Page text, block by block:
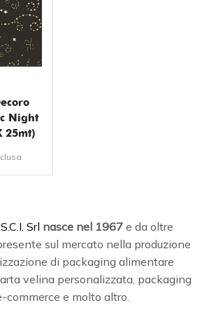
Night
25mt)
Srl nasce nel 1967e da oltre
sul mercato nella produzione
di packaging alimentare
velina personalizzata, packaging
commerce e molto altro.